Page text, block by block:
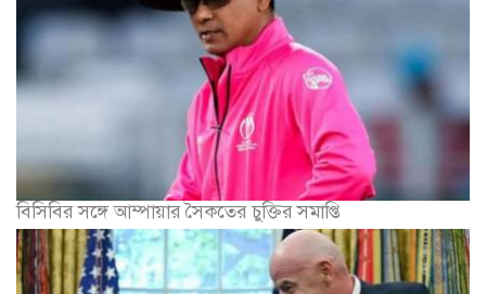
বিসিবির সঙ্গে আম্পায়ার সৈকতের চুক্তির সমাপ্তি